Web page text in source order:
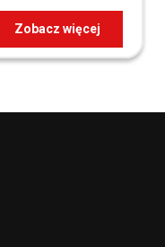
Zobacz więcej